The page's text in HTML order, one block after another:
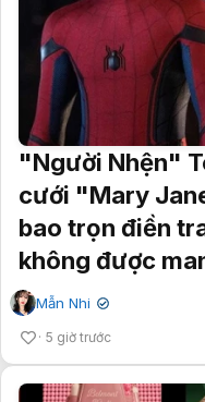
"Người Nhện"
cưới "Mary
bao trọn điền
không được
Mẫn Nhi ✔
5 giờ trước